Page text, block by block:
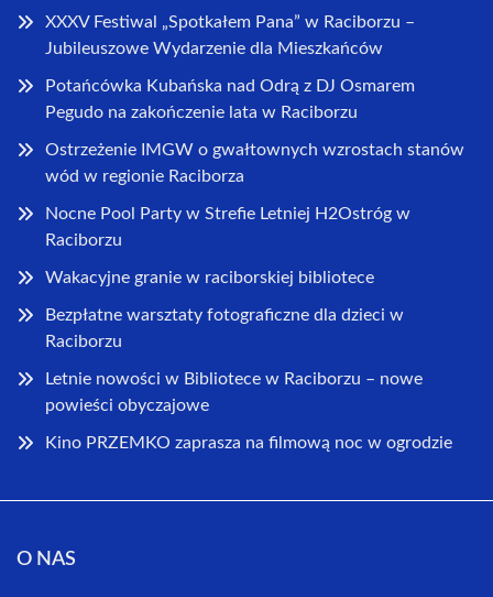
XXXV Festiwal „Spotkałem Pana” w Raciborzu –
Jubileuszowe Wydarzenie dla Mieszkańców
Potańcówka Kubańska nad Odrą z DJ Osmarem
Pegudo na zakończenie lata w Raciborzu
Ostrzeżenie IMGW o gwałtownych wzrostach stanów
wód w regionie Raciborza
Nocne Pool Party w Strefie Letniej H2Ostróg w
Raciborzu
Wakacyjne granie w raciborskiej bibliotece
Bezpłatne warsztaty fotograficzne dla dzieci w
Raciborzu
Letnie nowości w Bibliotece w Raciborzu – nowe
powieści obyczajowe
Kino PRZEMKO zaprasza na filmową noc w ogrodzie
O NAS